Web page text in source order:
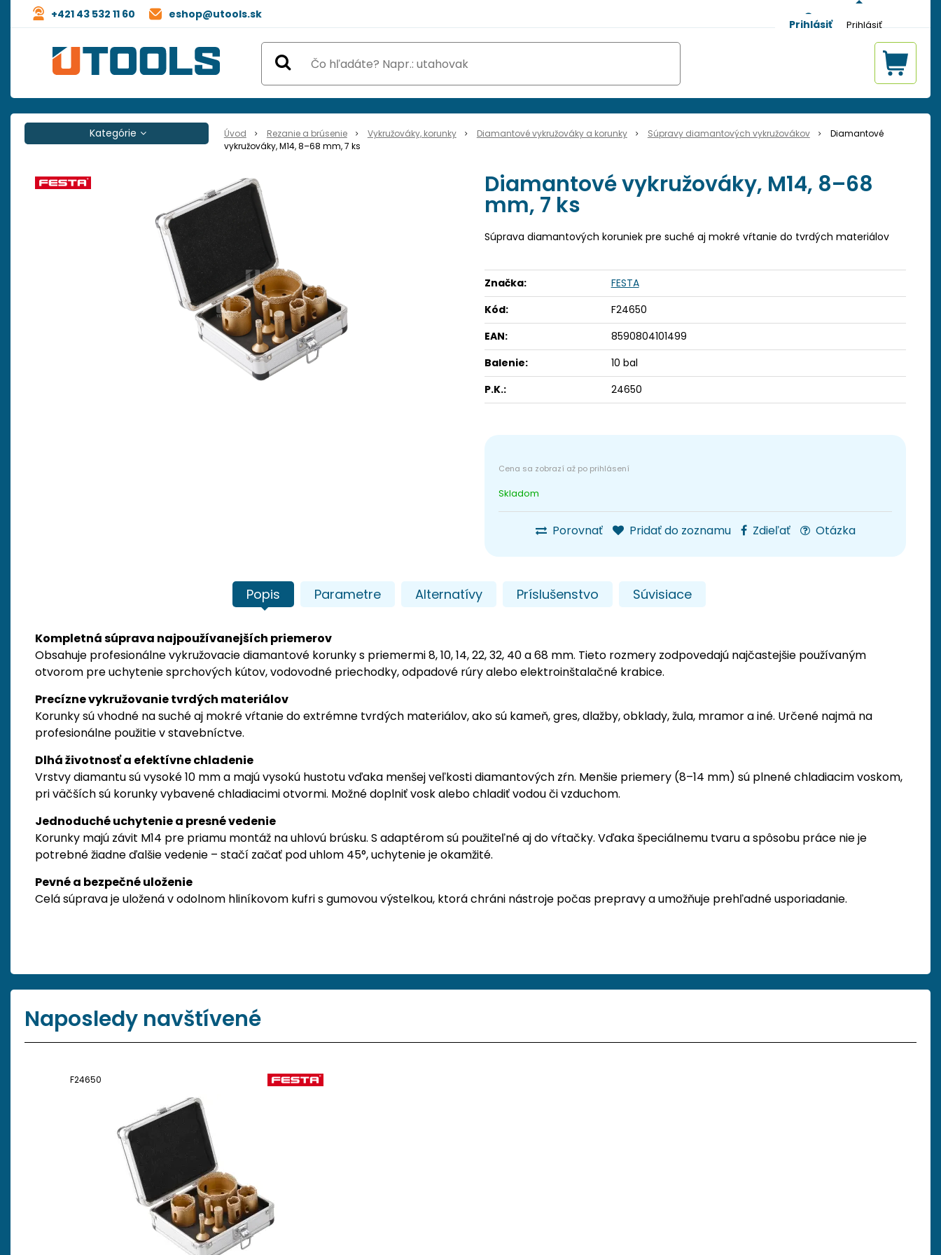
eshop@utools.sk
+421 43 532 11 60
Prihlásiť
Úvod Rezanie a brúsenie Vykružováky, korunky Diamantové vykružováky a korunky Súpravy diamantových vykružovákov
Diamantové
vykružováky, M14, 8–68 mm, 7 ks
Skladom
Porovnať Pridať do zoznamu Zdieľať Otázka
Diamantové vykružováky, M14, 8–68
mm, 7 ks
Súprava diamantových koruniek pre suché aj mokré vŕtanie do tvrdých materiálov
Značka:
FESTA
Kód:
F24650
EAN:
8590804101499
Balenie:
10 bal
P.K.:
24650
Popis Parametre Alternatívy Príslušenstvo Súvisiace
Kompletná súprava najpoužívanejších priemerov
Obsahuje profesionálne vykružovacie diamantové korunky s priemermi 8, 10, 14, 22, 32, 40 a 68 mm. Tieto rozmery zodpovedajú najčastejšie používaným
otvorom pre uchytenie sprchových kútov, vodovodné priechodky, odpadové rúry alebo elektroinštalačné krabice.
Precízne vykružovanie tvrdých materiálov
Korunky sú vhodné na suché aj mokré vŕtanie do extrémne tvrdých materiálov, ako sú kameň, gres, dlažby, obklady, žula, mramor a iné. Určené najmä na
profesionálne použitie v stavebníctve.
Dlhá životnosť a efektívne chladenie
Vrstvy diamantu sú vysoké 10 mm a majú vysokú hustotu vďaka menšej veľkosti diamantových zŕn. Menšie priemery (8–14 mm) sú plnené chladiacim voskom,
pri väčších sú korunky vybavené chladiacimi otvormi. Možné doplniť vosk alebo chladiť vodou či vzduchom.
Jednoduché uchytenie a presné vedenie
Korunky majú závit M14 pre priamu montáž na uhlovú brúsku. S adaptérom sú použiteľné aj do vŕtačky. Vďaka špeciálnemu tvaru a spôsobu práce nie je
potrebné žiadne ďalšie vedenie – stačí začať pod uhlom 45°, uchytenie je okamžité.
Pevné a bezpečné uloženie
Celá súprava je uložená v odolnom hliníkovom kufri s gumovou výstelkou, ktorá chráni nástroje počas prepravy a umožňuje prehľadné usporiadanie.
Kategórie
Naposledy navštívené
F24650